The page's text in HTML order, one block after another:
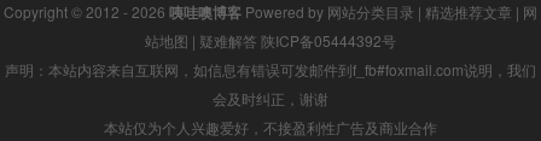
Copyright © 2012 - 2026 咦哇噢博客 Powered by 网站分类目录 | 精选推荐文章 | 网
站地图 | 疑难解答 陕ICP备05444392号
声明：本站内容来自互联网，如信息有错误可发邮件到f_fb#foxmail.com说明，我们
会及时纠正，谢谢
本站仅为个人兴趣爱好，不接盈利性广告及商业合作